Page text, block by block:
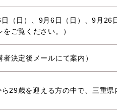
（日）、9月6日（日）、9月26
をご覧ください。）
決定後メールにて案内）
29歳を迎える方の中で、三重